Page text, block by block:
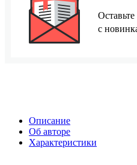
Описание
Об авторе
Характеристики
с